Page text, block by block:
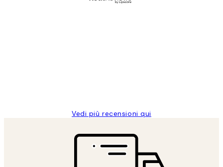
Vedi più recensioni qui